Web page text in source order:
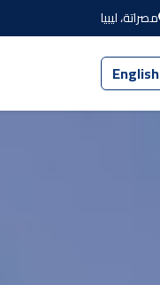
مصراتة، ليبيا
English